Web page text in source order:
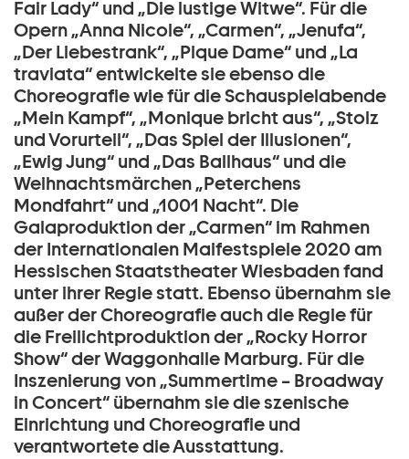
Fair Lady“ und „Die lustige Witwe“. Für die
Opern „Anna Nicole“, „Carmen“, „Jenufa“,
„Der Liebestrank“, „Pique Dame“ und „La
traviata“ entwickelte sie ebenso die
Choreografie wie für die Schauspielabende
„Mein Kampf“, „Monique bricht aus“, „Stolz
und Vorurteil“, „Das Spiel der Illusionen“,
„Ewig Jung“ und „Das Ballhaus“ und die
Weihnachtsmärchen „Peterchens
Mondfahrt“ und „1001 Nacht“. Die
Galaproduktion der „Carmen“ im Rahmen
der Internationalen Maifestspiele 2020 am
Hessischen Staatstheater Wiesbaden fand
unter ihrer Regie statt. Ebenso übernahm sie
außer der Choreografie auch die Regie für
die Freilichtproduktion der „Rocky Horror
Show“ der Waggonhalle Marburg. Für die
Inszenierung von „Summertime – Broadway
in Concert“ übernahm sie die szenische
Einrichtung und Choreografie und
verantwortete die Ausstattung.